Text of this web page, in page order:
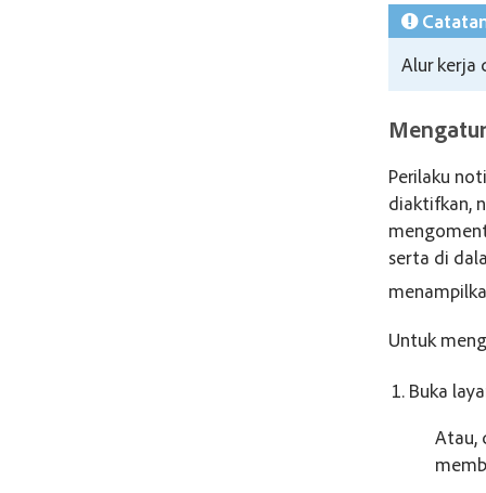
Alur kerja
Perilaku
diaktifkan,
serta di
Untuk
Buka
Atau,